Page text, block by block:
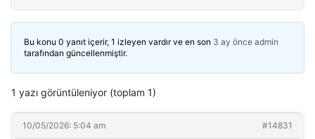
Bu konu 0 yanıt içerir, 1 izleyen vardır ve en son 3 ay önce admin
tarafından güncellenmiştir.
1 yazı görüntüleniyor (toplam 1)
10/05/2026: 5:04 am #14831